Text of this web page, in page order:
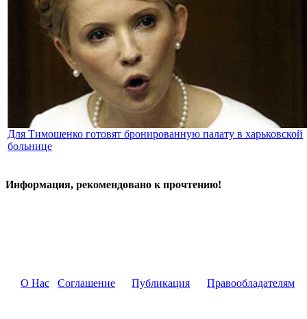
Для Тимошенко готовят бронированную палату в харьковской
больнице
Информация, рекомендовано к прочтению!
О Нас Соглашение Публикация Правообладателям